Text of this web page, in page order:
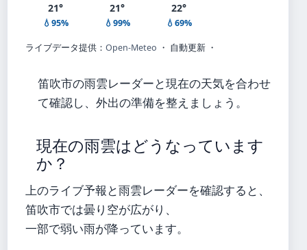
21°
💧95%
21°
💧99%
22°
💧69%
ライブデータ提供： Open-Meteo ・ 自動更新 ・
笛吹市の雨雲レーダーと現在の天気を合わせ
て確認し、外出の準備を整えましょう。
現在の雨雲はどうなっています
か？
上のライブ予報と雨雲レーダーを確認すると、
笛吹市では曇り空が広がり、
一部で弱い雨が降っています。